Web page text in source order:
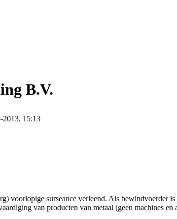
B.V.
2013, 15:13
voorlopige surseance verleend. Als bewindvoerder
van producten van metaal (geen machines en